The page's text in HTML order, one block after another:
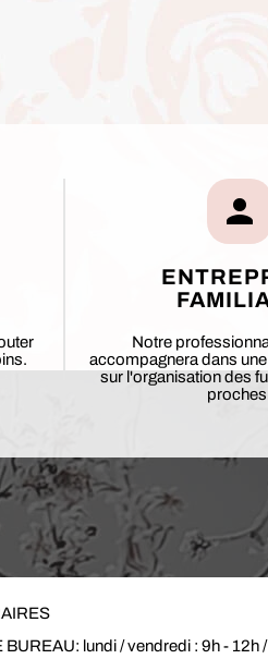
Notre
accompagnera dans
sur l'organisation des
BUREAU: lundi / vendredi : 9h - 12h